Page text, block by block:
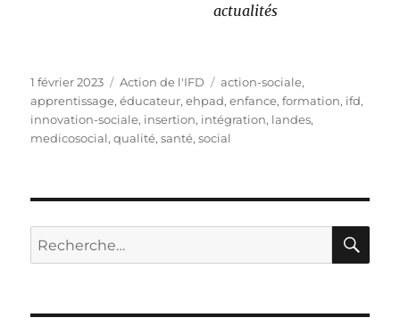
actualités
1 février 2023 Action de l'IFD action-sociale,
apprentissage,éducateur,ehpad,enfance,formation, ifd,
innovation-sociale, insertion, intégration, landes,
medicosocial,qualité,santé,social